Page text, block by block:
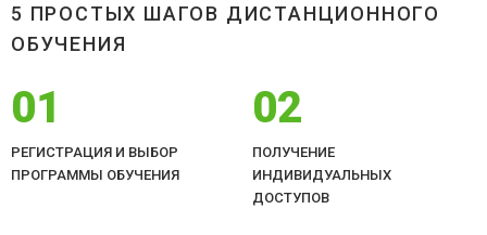
5 ПРОСТЫХ ШАГОВ ДИСТАНЦИОННОГО
ОБУЧЕНИЯ
01
РЕГИСТРАЦИЯ И ВЫБОР
ПРОГРАММЫ ОБУЧЕНИЯ
02
ПОЛУЧЕНИЕ
ИНДИВИДУАЛЬНЫХ
ДОСТУПОВ